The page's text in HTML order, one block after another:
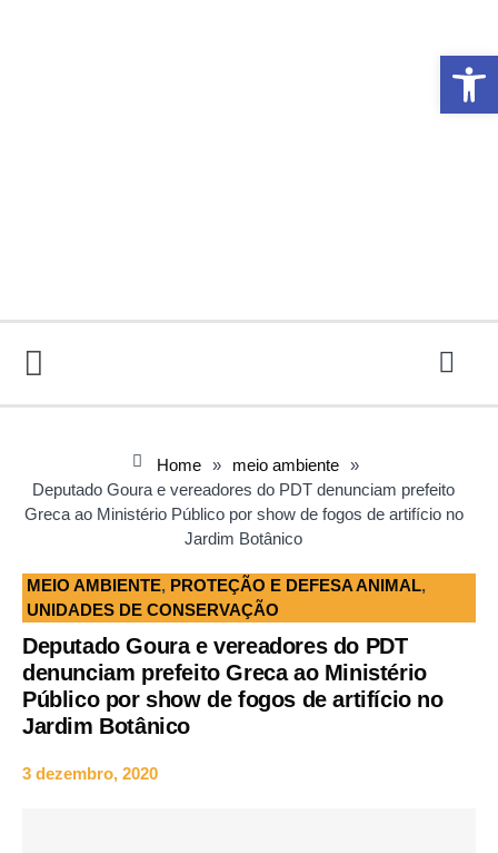
Abrir
Home » meio ambiente
»
Deputado Goura e vereadores do PDT denunciam prefeito
Greca ao Ministério Público por show de fogos de artifício no
Jardim Botânico
MEIO AMBIENTE, PROTEÇÃO E DEFESA ANIMAL,
UNIDADES DE CONSERVAÇÃO
Deputado Goura e vereadores do PDT
denunciam prefeito Greca ao Ministério
Público por show de fogos de artifício no
Jardim Botânico
3 dezembro, 2020